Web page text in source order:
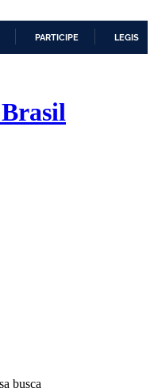
PARTICIPE
busca